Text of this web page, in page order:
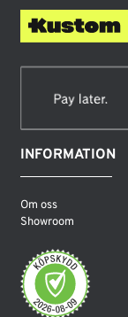
INFORMATION
Om oss
Showroom